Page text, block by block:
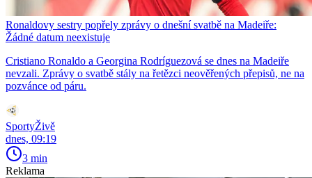
Ronaldovy sestry popřely zprávy o dnešní svatbě na Madeiře:
Žádné datum neexistuje
Cristiano Ronaldo a Georgina Rodríguezová se dnes na Madeiře
nevzali. Zprávy o svatbě stály na řetězci neověřených přepisů, ne na
pozvánce od páru.
SportyŽivě
dnes, 09:19
3 min
Reklama